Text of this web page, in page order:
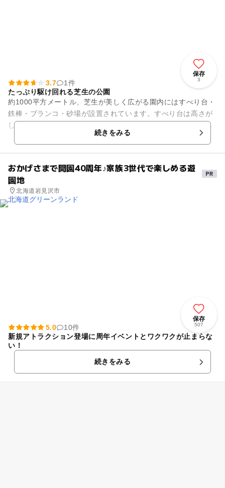
保存
3
3.7
1件
たっぷり駆け回れる芝生の公園
約1000平方メートル、芝生が美しく広がる園内にはすべり台・
鉄棒・ブランコ・砂場が設置されています。すべり台は高さが
しっかりあり、上から周りを見渡す開放感や滑るスリルをたっ
ぷり味わえます。砂場の...続きをみる
おかげさまで開園40周年♪家族3世代で楽しめる遊
園地
北海道岩見沢市
保存
507
5.0
10件
新規アトラクション登場に周年イベントとワクワクが止まらな
い！
続きをみる